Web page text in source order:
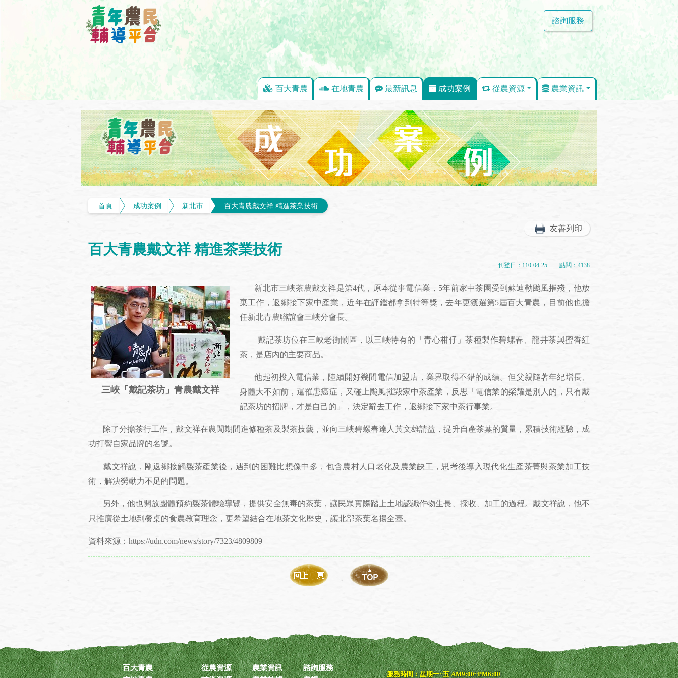
百大青農 在地青農 最新訊息 成功案例 從農資源 農業資訊
諮詢服務
首頁 成功案例 新北市 百大青農戴文祥 精進茶業技術
友善列印
百大青農戴文祥 精進茶業技術
刊登日：110-04-25 點閱：4138
三峽「戴記茶坊」青農戴文祥
新北市三峽茶農戴文祥是第4代，原本從事電信業，5年前家中茶園受到蘇迪勒颱風摧殘，他放
棄工作，返鄉接下家中產業，近年在評鑑都拿到特等獎，去年更獲選第5屆百大青農，目前他也擔
任新北青農聯誼會三峽分會長。
戴記茶坊位在三峽老街鬧區，以三峽特有的「青心柑仔」茶種製作碧螺春、龍井茶與蜜香紅
茶，是店內的主要商品。
他起初投入電信業，陸續開好幾間電信加盟店，業界取得不錯的成績。但父親隨著年紀增長、
身體大不如前，還罹患癌症，又碰上颱風摧毀家中茶產業，反思「電信業的榮耀是別人的，只有戴
記茶坊的招牌，才是自己的」，決定辭去工作，返鄉接下家中茶行事業。
除了分擔茶行工作，戴文祥在農閒期間進修種茶及製茶技藝，並向三峽碧螺春達人黃文雄請益，提升自產茶葉的質量，累積技術經驗，成
功打響自家品牌的名號。
戴文祥說，剛返鄉接觸製茶產業後，遇到的困難比想像中多，包含農村人口老化及農業缺工，思考後導入現代化生產茶菁與茶業加工技
術，解決勞動力不足的問題。
另外，他也開放團體預約製茶體驗導覽，提供安全無毒的茶葉，讓民眾實際踏上土地認識作物生長、採收、加工的過程。戴文祥說，他不
只推廣從土地到餐桌的食農教育理念，更希望結合在地茶文化歷史，讓北部茶葉名揚全臺。
資料來源：https://udn.com/news/story/7323/4809809
百大青農
從農資源
農業資訊
諮詢服務
服務時間：星期一~五 AM9:00~PM6:00